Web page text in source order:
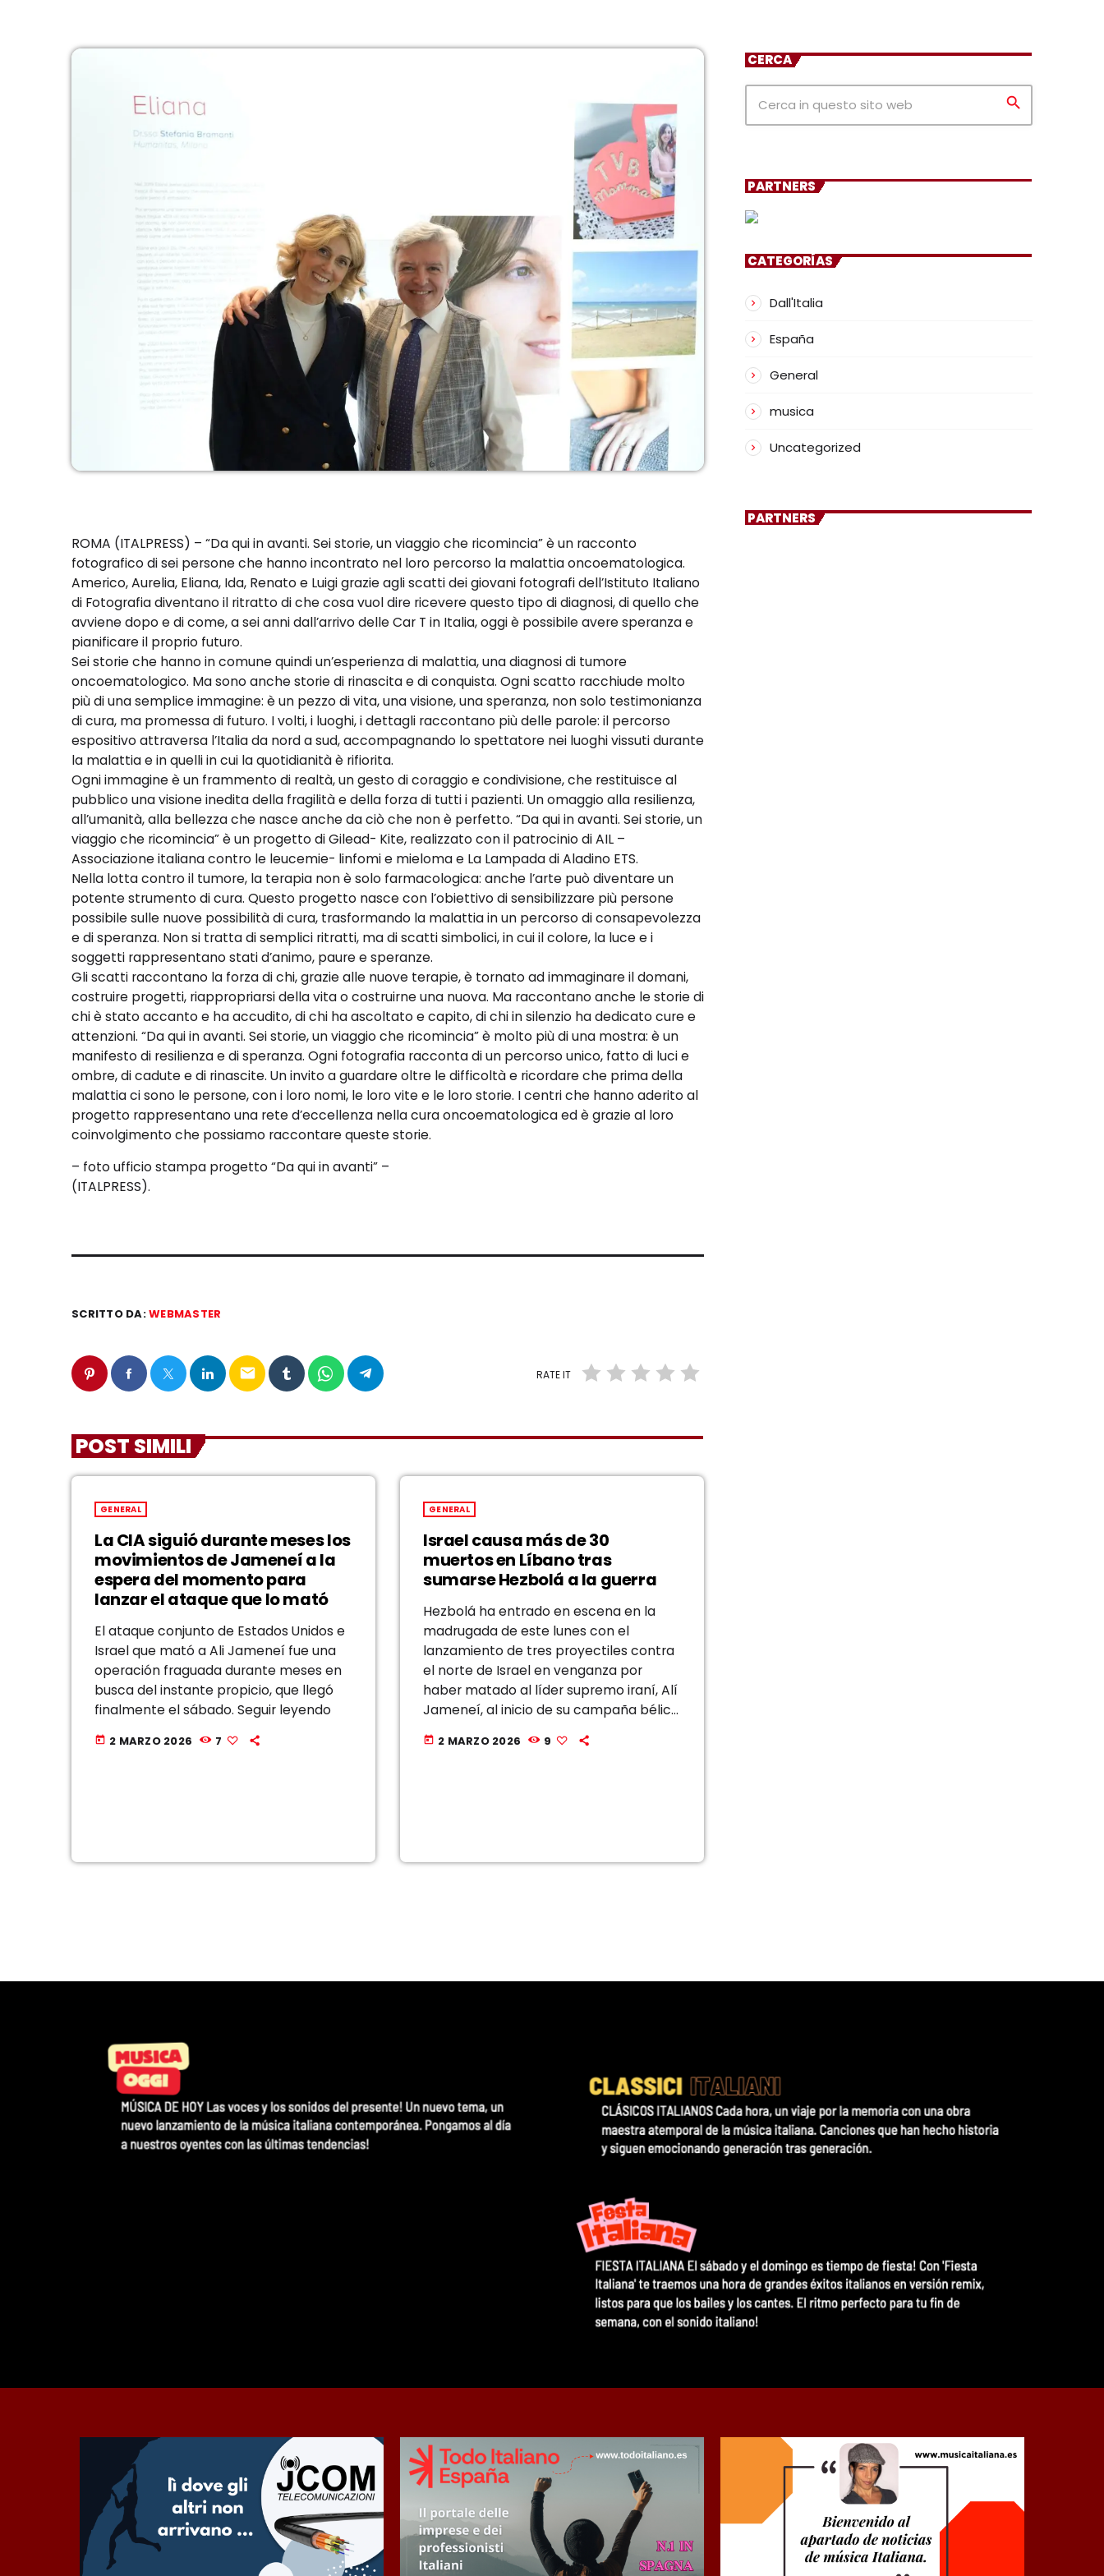
ROMA (ITALPRESS) – “Da qui in avanti. Sei storie, un viaggio che ricomincia” è un racconto
fotografico di sei persone che hanno incontrato nel loro percorso la malattia oncoematologica.
Americo, Aurelia, Eliana, Ida, Renato e Luigi grazie agli scatti dei giovani fotografi dell’Istituto Italiano
di Fotografia diventano il ritratto di che cosa vuol dire ricevere questo tipo di diagnosi, di quello che
avviene dopo e di come, a sei anni dall’arrivo delle Car T in Italia, oggi è possibile avere speranza e
pianificare il proprio futuro.
Sei storie che hanno in comune quindi un’esperienza di malattia, una diagnosi di tumore
oncoematologico. Ma sono anche storie di rinascita e di conquista. Ogni scatto racchiude molto
più di una semplice immagine: è un pezzo di vita, una visione, una speranza, non solo testimonianza
di cura, ma promessa di futuro. I volti, i luoghi, i dettagli raccontano più delle parole: il percorso
espositivo attraversa l’Italia da nord a sud, accompagnando lo spettatore nei luoghi vissuti durante
la malattia e in quelli in cui la quotidianità è rifiorita.
Ogni immagine è un frammento di realtà, un gesto di coraggio e condivisione, che restituisce al
pubblico una visione inedita della fragilità e della forza di tutti i pazienti. Un omaggio alla resilienza,
all’umanità, alla bellezza che nasce anche da ciò che non è perfetto. “Da qui in avanti. Sei storie, un
viaggio che ricomincia” è un progetto di Gilead- Kite, realizzato con il patrocinio di AIL –
Associazione italiana contro le leucemie- linfomi e mieloma e La Lampada di Aladino ETS.
Nella lotta contro il tumore, la terapia non è solo farmacologica: anche l’arte può diventare un
potente strumento di cura. Questo progetto nasce con l’obiettivo di sensibilizzare più persone
possibile sulle nuove possibilità di cura, trasformando la malattia in un percorso di consapevolezza
e di speranza. Non si tratta di semplici ritratti, ma di scatti simbolici, in cui il colore, la luce e i
soggetti rappresentano stati d’animo, paure e speranze.
Gli scatti raccontano la forza di chi, grazie alle nuove terapie, è tornato ad immaginare il domani,
costruire progetti, riappropriarsi della vita o costruirne una nuova. Ma raccontano anche le storie di
chi è stato accanto e ha accudito, di chi ha ascoltato e capito, di chi in silenzio ha dedicato cure e
attenzioni. “Da qui in avanti. Sei storie, un viaggio che ricomincia” è molto più di una mostra: è un
manifesto di resilienza e di speranza. Ogni fotografia racconta di un percorso unico, fatto di luci e
ombre, di cadute e di rinascite. Un invito a guardare oltre le difficoltà e ricordare che prima della
malattia ci sono le persone, con i loro nomi, le loro vite e le loro storie. I centri che hanno aderito al
progetto rappresentano una rete d’eccellenza nella cura oncoematologica ed è grazie al loro
coinvolgimento che possiamo raccontare queste storie.
– foto ufficio stampa progetto “Da qui in avanti” –
(ITALPRESS).
SCRITTO DA:WEBMASTER
email RATE IT
POST SIMILI
GENERAL
La CIA siguió durante meses los
movimientos de Jameneí a la
espera del momento para
lanzar el ataque que lo mató
El ataque conjunto de Estados Unidos e
Israel que mató a Ali Jameneí fue una
operación fraguada durante meses en
busca del instante propicio, que llegó
finalmente el sábado. Seguir leyendo
today 2 MARZO 2026 7
GENERAL
Israel causa más de 30
muertos en Líbano tras
sumarse Hezbolá a la guerra
Hezbolá ha entrado en escena en la
madrugada de este lunes con el
lanzamiento de tres proyectiles contra
el norte de Israel en venganza por
haber matado al líder supremo iraní, Alí
Jameneí, al inicio de su campaña bélica
domingo. Es el primer […]
today 2 MARZO 2026 9
CERCA
search
PARTNERS
CATEGORÍAS
Dall'Italia
España
General
musica
Uncategorized
PARTNERS